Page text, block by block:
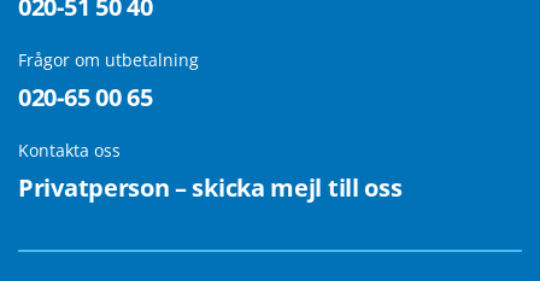
Frågor om utbetalning
020-65 00 65
Kontakta oss
Privatperson – skicka mejl till oss